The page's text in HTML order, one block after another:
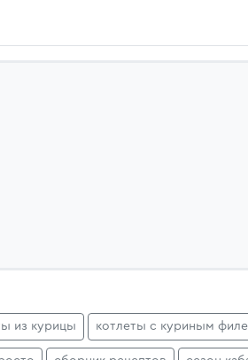
из курицы котлеты с куриным филе